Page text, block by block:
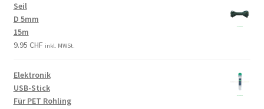
Seil
D 5mm
15m
9.95 CHF inkl. MWSt.
Elektronik
USB-Stick
Für PET Rohling